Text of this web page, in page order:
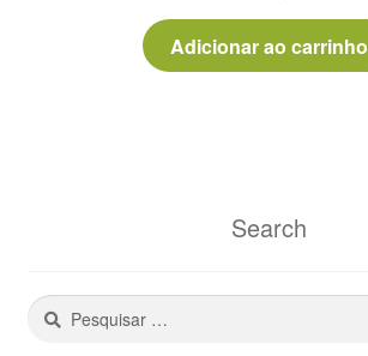
Adicionar ao carrinho
Search
Pesquisar
por: